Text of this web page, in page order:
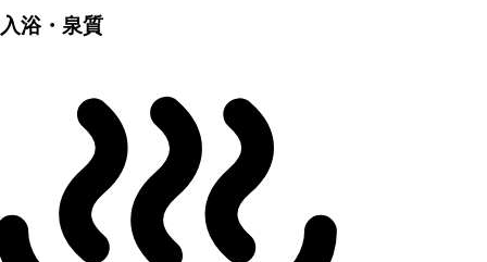
入浴・泉質